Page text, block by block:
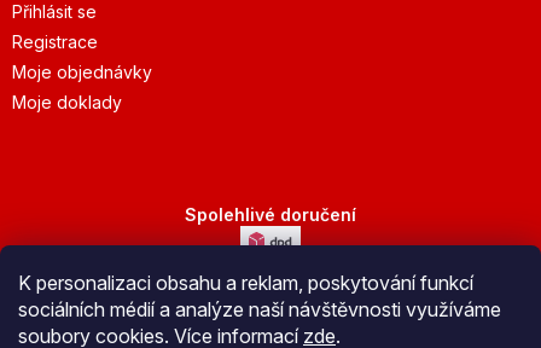
K personalizaci obsahu a reklam, poskytování funkcí
sociálních médií a analýze naší návštěvnosti využíváme
soubory cookies. Více informací zde.
Přihlásit se
Registrace
Moje objednávky
Moje doklady
Spolehlivé doručení
Bezpečná platba